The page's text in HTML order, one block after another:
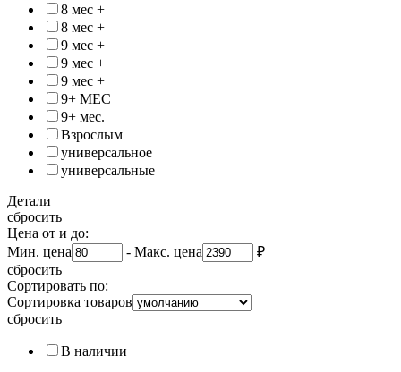
8 мес +
8 мес +
9 мес +
9 мес +
9 мес +
9+ МЕС
9+ мес.
Взрослым
универсальное
универсальные
Детали
сбросить
Цена от и до:
Мин. цена
- Макс. цена
₽
сбросить
Сортировать по:
Сортировка товаров
сбросить
В наличии